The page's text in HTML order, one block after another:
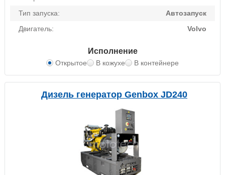
Тип запуска:
Автозапуск
Двигатель:
Volvo
Исполнение
Открытое В кожухе В контейнере
Дизель генератор Genbox JD240